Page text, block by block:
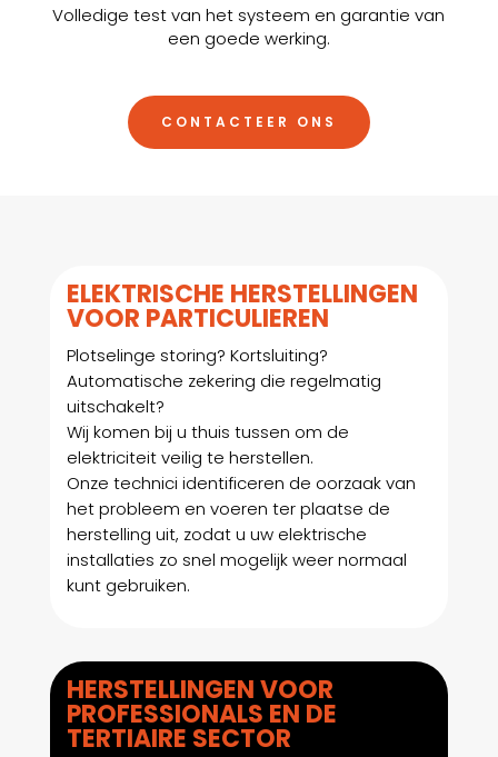
Volledige test van het systeem en garantie van
een goede werking.
CONTACTEER ONS
ELEKTRISCHE HERSTELLINGEN
VOOR PARTICULIEREN
Plotselinge storing? Kortsluiting?
Automatische zekering die regelmatig
uitschakelt?
Wij komen bij u thuis tussen om de
elektriciteit veilig te herstellen.
Onze technici identificeren de oorzaak van
het probleem en voeren ter plaatse de
herstelling uit, zodat u uw elektrische
installaties zo snel mogelijk weer normaal
kunt gebruiken.
HERSTELLINGEN VOOR
PROFESSIONALS EN DE
TERTIAIRE SECTOR